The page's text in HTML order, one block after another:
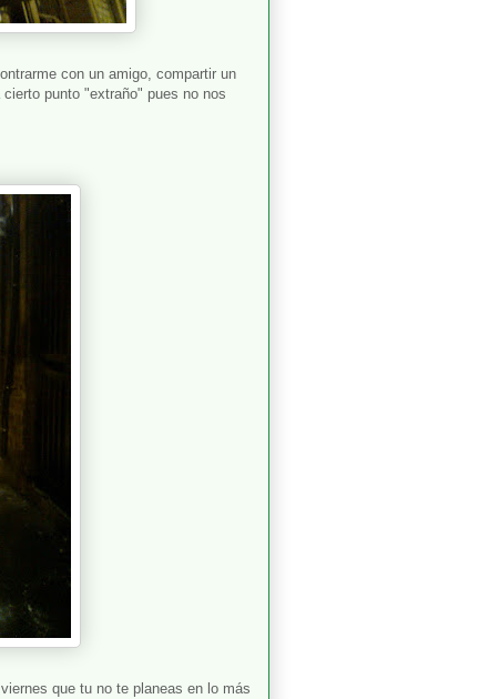
con un amigo, compartir un
punto "extraño" pues no nos
que tu no te planeas en lo más